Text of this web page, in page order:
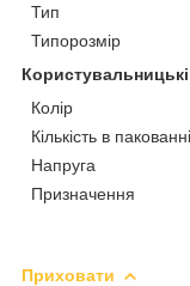
Тип
Типорозмір
Колір
Кількість в пакованні
Напруга
Призначення
Приховати